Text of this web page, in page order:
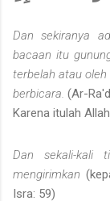
Dan sekiranya
bacaan itu
terbelah atau
berbicara. (Ar-
Karena itulah
Dan sekali-kali
mengirimkan
Isra: 59)